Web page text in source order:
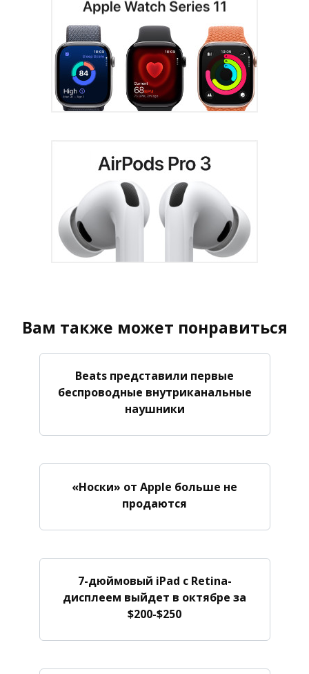
Вам также может понравиться
Beats представили первые
беспроводные внутриканальные
наушники
«Носки» от Apple больше не
продаются
7-дюймовый iPad с Retina-
дисплеем выйдет в октябре за
$200-$250